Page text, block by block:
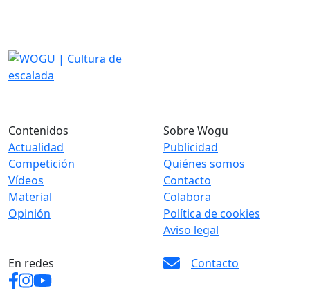
Contenidos
Actualidad
Competición
Vídeos
Material
Opinión
Sobre Wogu
Publicidad
Quiénes somos
Contacto
Colabora
Política de cookies
Aviso legal
En redes Contacto